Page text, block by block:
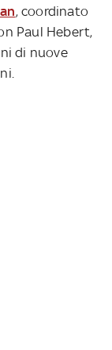
, coordinato
Paul Hebert,
di nuove